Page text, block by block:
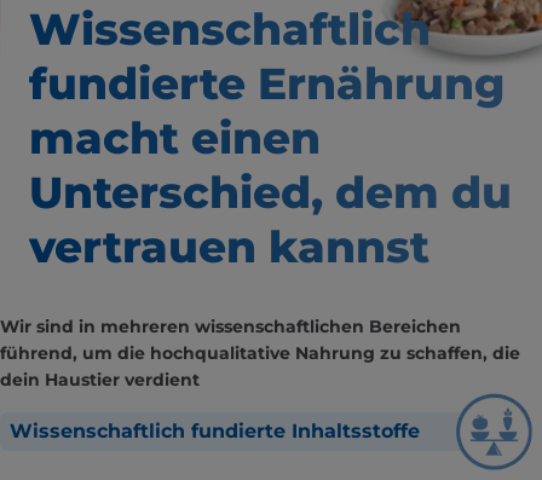
Wissenschaftlich
fundierte Ernährung
macht einen
Unterschied, dem du
vertrauen kannst
Wir sind in mehreren wissenschaftlichen Bereichen
führend, um die hochqualitative Nahrung zu schaffen, die
dein Haustier verdient
Wissenschaftlich fundierte Inhaltsstoffe